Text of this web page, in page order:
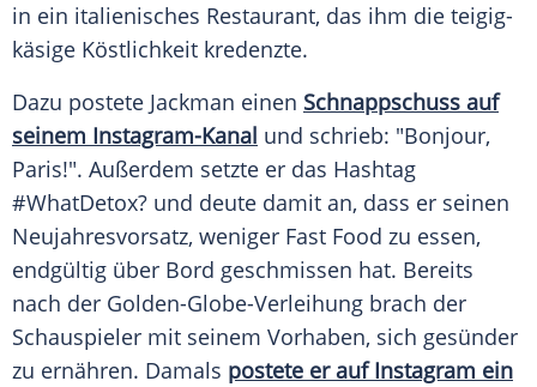
in ein italienisches Restaurant, das ihm die teigig-
käsige Köstlichkeit kredenzte.
Dazu postete Jackman einen Schnappschuss auf
seinem Instagram-Kanal und schrieb: "Bonjour,
Paris!". Außerdem setzte er das Hashtag
#WhatDetox? und deute damit an, dass er seinen
Neujahresvorsatz, weniger Fast Food zu essen,
endgültig über Bord geschmissen hat. Bereits
nach der Golden-Globe-Verleihung brach der
Schauspieler mit seinem Vorhaben, sich gesünder
zu ernähren. Damals postete er auf Instagram ein